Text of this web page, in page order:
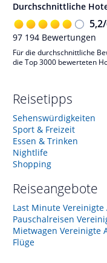
Durchschnittliche
5,2/
97 194 Bewertungen
Für die durchschnittliche
die Top 3000 bewerteten
Reisetipps
Sehenswürdigkeiten
Sport & Freizeit
Essen & Trinken
Nightlife
Shopping
Reiseangebote
Last Minute
Pauschalreisen
Mietwagen Vereinigte
Flüge